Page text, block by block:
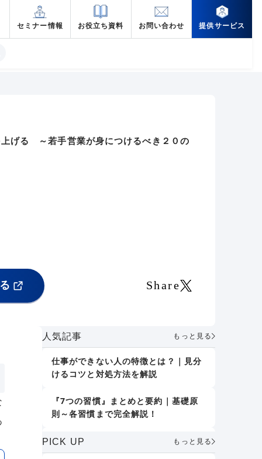
セミナー情報 お役立ち資料 お問い合わせ 提供サービス
げる ～若手営業が身につけるべき２０の
Share
人気記事 もっと見る
仕事ができない人の特徴とは？｜見分
けるコツと対処方法を解説
『7つの習慣』まとめと要約｜基礎原
則～各習慣まで完全解説！
誤りを指摘しない｜デール・カーネギ
ー『人を動かす』
PICK UP もっと見る